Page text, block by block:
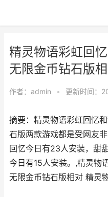
精灵物语彩虹回
无限金币钻石版
作者： admin • 更新时间：
摘要：精灵物语彩虹回忆
石版两款游戏都是受网友
回忆今日有23人安装，甜
今日有15人安装。,精灵物
无限金币钻石版相对 精灵